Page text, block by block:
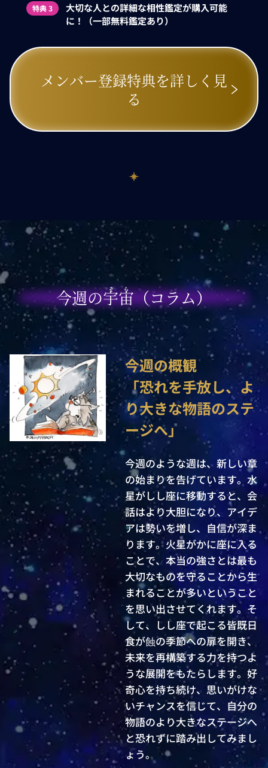
特典 3
大切な人との詳細な相性鑑定が購入可能
に！（一部無料鑑定あり）
メンバー登録特典を詳しく見
る
そら
今週の宇宙（コラム）
今週の概観
「恐れを手放し、よ
り大きな物語のステ
ージへ」
今週のような週は、新しい章
の始まりを告げています。水
星がしし座に移動すると、会
話はより大胆になり、アイデ
アは勢いを増し、自信が深ま
ります。火星がかに座に入る
ことで、本当の強さとは最も
大切なものを守ることから生
まれることが多いということ
を思い出させてくれます。そ
して、しし座で起こる皆既日
食が蝕の季節への扉を開き、
未来を再構築する力を持つよ
うな展開をもたらします。好
奇心を持ち続け、思いがけな
いチャンスを信じて、自分の
物語のより大きなステージへ
と恐れずに踏み出してみまし
ょう。